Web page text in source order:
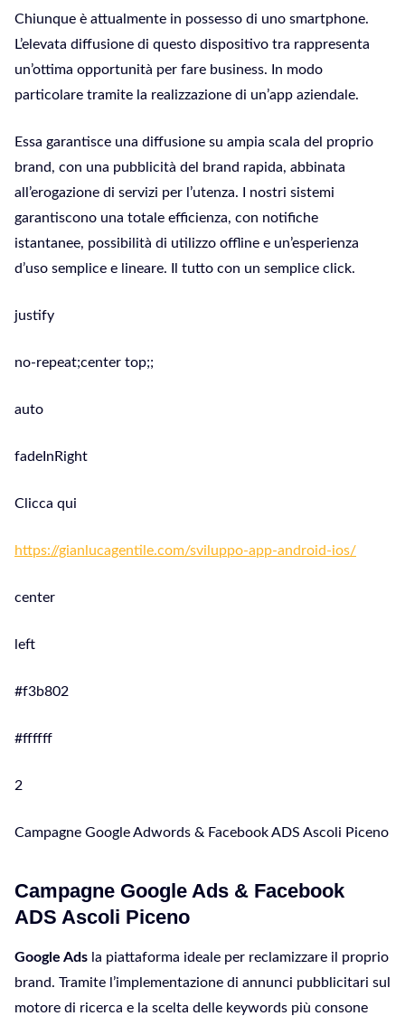
Chiunque è attualmente in possesso di uno smartphone.
L’elevata diffusione di questo dispositivo tra rappresenta
un’ottima opportunità per fare business. In modo
particolare tramite la realizzazione di un’app aziendale.
Essa garantisce una diffusione su ampia scala del proprio
brand, con una pubblicità del brand rapida, abbinata
all’erogazione di servizi per l’utenza. I nostri sistemi
garantiscono una totale efficienza, con notifiche
istantanee, possibilità di utilizzo offline e un’esperienza
d’uso semplice e lineare. Il tutto con un semplice click.
justify
no-repeat;center top;;
auto
fadeInRight
Clicca qui
https://gianlucagentile.com/sviluppo-app-android-ios/
center
left
#f3b802
#ffffff
2
Campagne Google Adwords & Facebook ADS Ascoli Piceno
Campagne Google Ads & Facebook
ADS Ascoli Piceno
Google Ads la piattaforma ideale per reclamizzare il proprio
brand. Tramite l’implementazione di annunci pubblicitari sul
motore di ricerca e la scelta delle keywords più consone